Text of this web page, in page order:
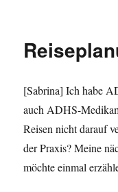
–
Teil
[Sabrina] Ich habe
auch ADHS-
Reisen nicht darauf
der Praxis? Meine
möchte einmal